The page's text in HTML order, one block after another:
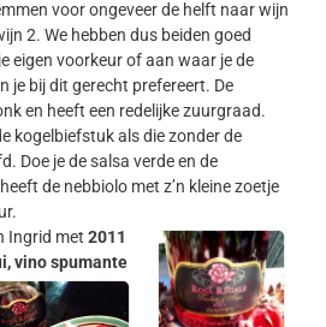
voor ongeveer de helft naar wijn
2. We hebben dus beiden goed
eigen voorkeur of aan waar je de
je bij dit gerecht prefereert. De
en heeft een redelijke zuurgraad.
kogelbiefstuk als die zonder de
Doe je de salsa verde en de
de nebbiolo met z’n kleine zoetje
Ingrid met 2011
vino spumante